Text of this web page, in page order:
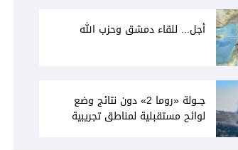
أجل... للقاء دمشق وحزب الله
جــولة «روما 2» دون نتائج وضع
لوائح مستقبلية لمناطق تجريبية